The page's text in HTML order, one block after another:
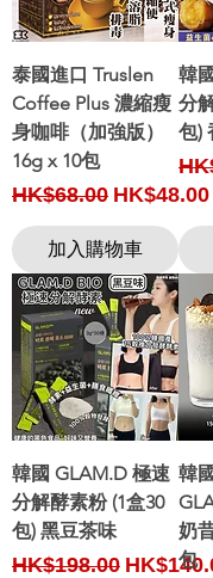
泰國進口 Truslen
Coffee Plus 濃縮瘦
身咖啡（加強版）
16g x 10包
Regular Price
HK$68.00 Sale Price
HK$48.00
加入購物車
韓
分
包)
韓國 GLAM.D 極速
分解酵素粉 (1盒30
包) 黑豆茶味
Regular Price
HK$198.00 Sale
韓
奶
包